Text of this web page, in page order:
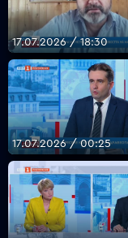
17.07.2026 / 18:30
17.07.2026 / 00:25